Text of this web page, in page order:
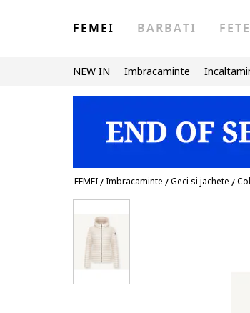
FEMEI BARBATI FETE
NEW IN Imbracaminte
FEMEI/Imbracaminte /Geci si jachete /